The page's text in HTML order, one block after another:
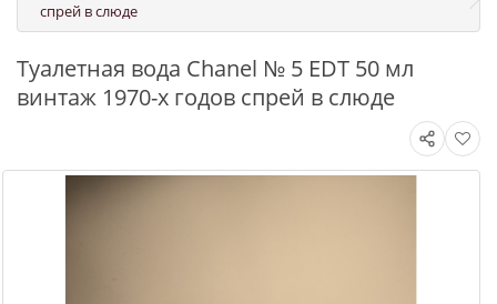
спрей в слюде
Туалетная вода Chanel № 5 EDT 50 мл
винтаж 1970-х годов спрей в слюде